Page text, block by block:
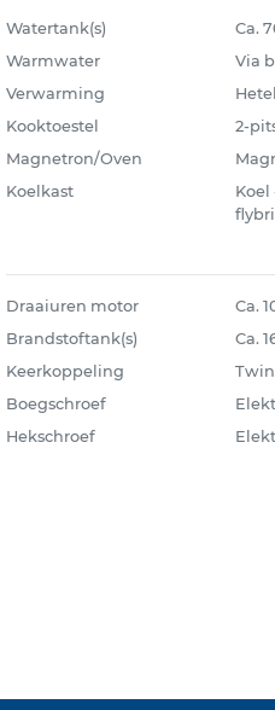
Watertank(s)
Ca.
Warmwater
Via
Verwarming
Kooktoestel
2-
Magnetron/Oven
Koelkast
Koel
Draaiuren motor
Ca.
Brandstoftank(s)
Ca.
Keerkoppeling
Twin
Boegschroef
Hekschroef